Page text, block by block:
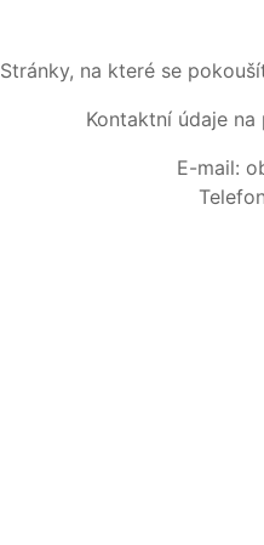
Stránky, na které se
Kontaktní údaje
E-mail: